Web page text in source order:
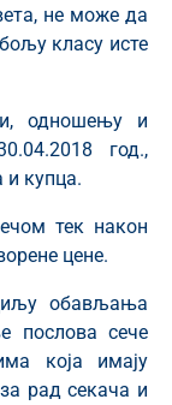
не може да
класу исте
одношењу и
год.,
и купца.
тек након
цене.
обављања
послова сече
која имају
рад секача и